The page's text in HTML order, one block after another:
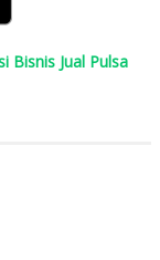
Bisnis Jual Pulsa